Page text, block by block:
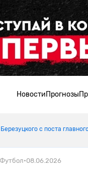
НовостиПрогнозы
с поста
Футбол•08.06.2026